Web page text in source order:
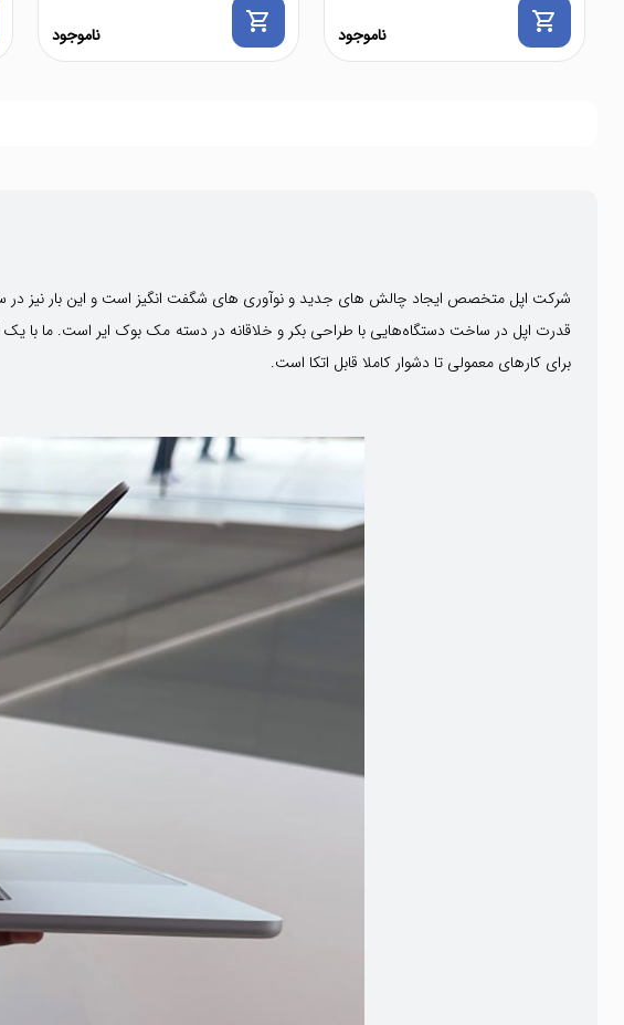
ناموجود
shopping_cart
ناموجود
shopping_cart
برای کارهای معمولی تا دشوار کاملا قابل اتکا است.